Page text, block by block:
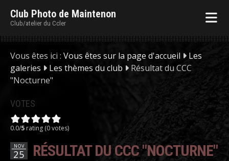
Club Photo de Maintenon
Club/atelier du Ccler
Vous êtes ici : Vous êtes sur la page d'accueil
Les
galeries
Les thèmes du club
Résultat du CCC
"Nocturne"
VOTES
0.0/5 rating (0 votes)
NOV
25 RÉSULTAT DU CCC "NOCTURNE"